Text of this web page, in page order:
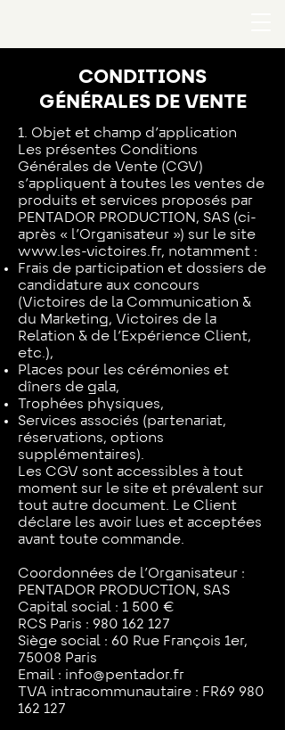
CONDITIONS
GÉNÉRALES DE VENTE
1. Objet et champ d’application
Les présentes Conditions
Générales de Vente (CGV)
s’appliquent à toutes les ventes de
produits et services proposés par
PENTADOR PRODUCTION, SAS (ci-
après « l’Organisateur ») sur le site
www.les-victoires.fr, notamment :
Frais de participation et dossiers de
candidature aux concours
(Victoires de la Communication &
du Marketing, Victoires de la
Relation & de l’Expérience Client,
etc.),
Places pour les cérémonies et
dîners de gala,
Trophées physiques,
Services associés (partenariat,
réservations, options
supplémentaires).
Les CGV sont accessibles à tout
moment sur le site et prévalent sur
tout autre document. Le Client
déclare les avoir lues et acceptées
avant toute commande.
Coordonnées de l’Organisateur :
PENTADOR PRODUCTION, SAS
Capital social : 1 500 €
RCS Paris : 980 162 127
Siège social : 60 Rue François 1er,
75008 Paris
Email : info@pentador.fr
TVA intracommunautaire : FR69 980
162 127